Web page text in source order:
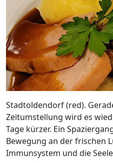
Stadtoldendorf (red).
Zeitumstellung wird es
Tage kürzer. Ein
Bewegung an der frischen
Immunsystem und die